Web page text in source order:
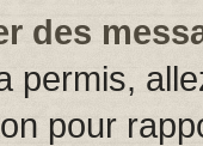
des
permis,
pour